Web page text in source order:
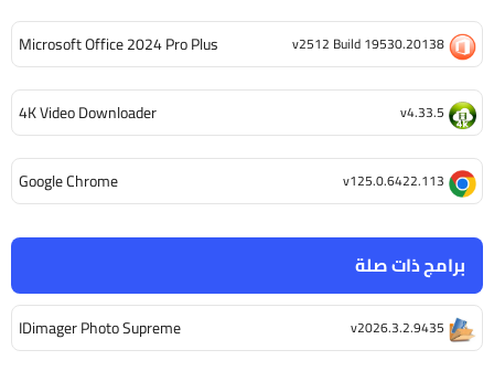
برامج ذات صلة
IDimager Photo Supreme v2026.3.2.9435
Microsoft Office 2024 Pro Plus v2512 Build 19530.20138
4K Video Downloader v4.33.5
Google Chrome v125.0.6422.113